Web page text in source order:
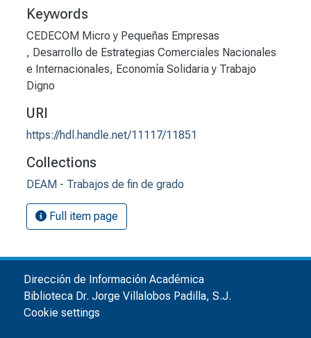
Keywords
, Desarrollo de Estrategias Comerciales Nacionales
e Internacionales, Economía Solidaria y Trabajo
Digno
URI
https://hdl.handle.net/11117/11851
Collections
DEAM - Trabajos de fin de grado
Full item page
Dirección de Información Académica
Biblioteca Dr. Jorge Villalobos Padilla, S.J.
Cookie settings